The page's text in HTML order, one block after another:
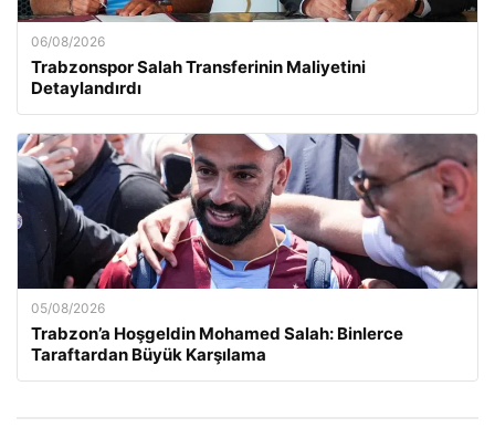
06/08/2026
Trabzonspor Salah Transferinin Maliyetini
Detaylandırdı
05/08/2026
Trabzon’a Hoşgeldin Mohamed Salah: Binlerce
Taraftardan Büyük Karşılama